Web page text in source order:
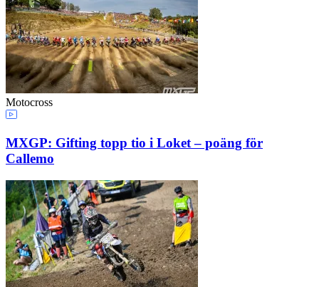
Motocross
MXGP: Gifting topp tio i Loket – poäng för
Callemo